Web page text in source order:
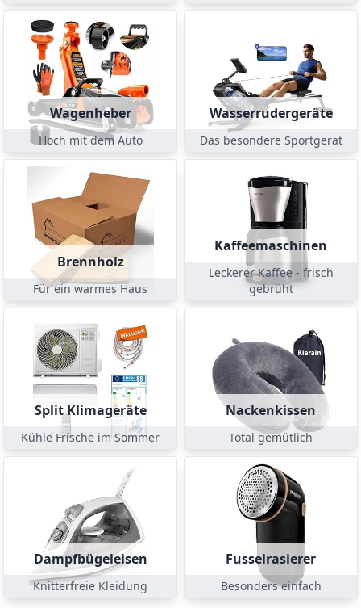
Wagenheber
Hoch mit dem Auto
Wasserrudergeräte
Das besondere Sportgerät
Brennholz
Für ein warmes Haus
Kaffeemaschinen
Leckerer Kaffee - frisch
gebrüht
Split Klimageräte
Kühle Frische im Sommer
Nackenkissen
Total gemütlich
Dampfbügeleisen
Knitterfreie Kleidung
Fusselrasierer
Besonders einfach